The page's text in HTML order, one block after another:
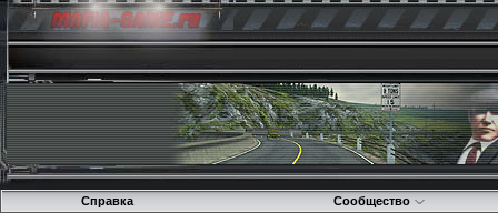
Справка Сообщество